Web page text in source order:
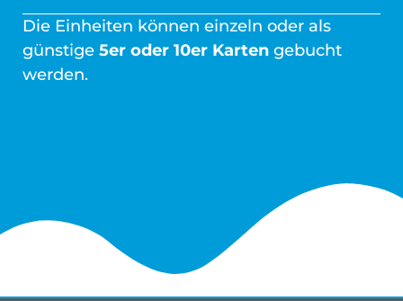
Die Einheiten können einzeln oder als
günstige 5er oder 10er Karten gebucht
werden.